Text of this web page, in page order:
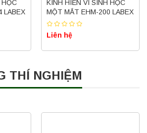
HỌC
LABEX
KÍNH HIỂN VI SINH HỌC
MỘT MẮT EHM-200 LABEX
Liên hệ
THÍ NGHIỆM